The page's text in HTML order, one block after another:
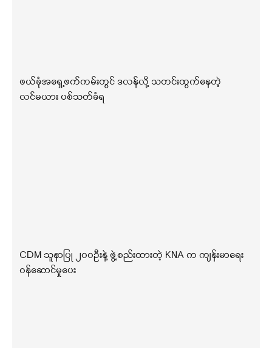
ဖယ်ခုံအရှေ့ဖက်ကမ်းတွင် ဒလန်လို့ သတင်းထွက်နေတဲ့
လင်မယား ပစ်သတ်ခံရ
CDM သူနာပြု ၂၀၀ဦးနဲ့ ဖွဲ့စည်းထားတဲ့ KNA က ကျန်းမာရေး
ဝန်ဆောင်မှုပေး